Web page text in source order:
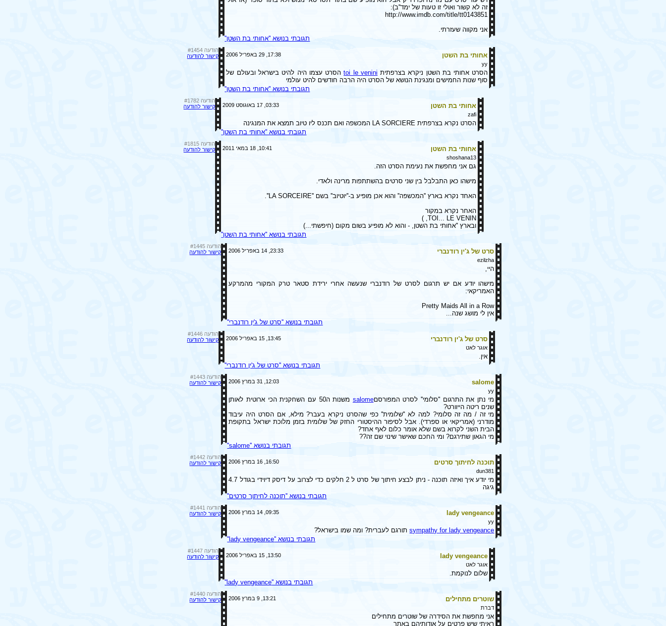
זה לא קשור ואולי זו טעות של ימד''ב):
http://www.imdb.com/title/tt0143851
אני מקווה שעזרתי.
תגובתי בנושא ''אחותי בת השטן''
אחותי בת השטן
17:38, 29 באפריל 2006
yy
הסרט אחותי בת השטן ניקרא בצרפתיתtoi le veniniהסרט עצמו היה להיט בישראל ובעולם של
סוף שנות החמישים ומנגינת הנושא של הסרט היה הרבה חודשים להיט עולמי
תגובתי בנושא ''אחותי בת השטן''
הודעה #1454
קישור להודעה
אחותי בת השטן
03:33, 17 באוגוסט 2009
zafi
הסרט נקרא בצרפתית LA SORCIERE המכשפה ואם תכנס ליו טיוב תמצא את המנגינה
תגובתי בנושא ''אחותי בת השטן''
הודעה #1782
קישור להודעה
אחותי בת השטן
10:41, 18 במאי 2011
shoshana13
גם אני מחפשת את נעימת הסרט הזה.
מישהו כאן התבלבל בין שני סרטים בהשתתפות מרינה ולאדי.
האחד נקרא בארץ ''המכשפה'' והוא אכן מופיע ב-''יוטיוב'' בשם ''LA SORCEIRE''.
האחר נקרא במקור
TOI... LE VENIN, )
ובארץ ''אחותי בת השטן, - והוא לא מופיע בשום מקום (חיפשתי...)
תגובתי בנושא ''אחותי בת השטן''
הודעה #1815
קישור להודעה
סרט של ג'ין רודנברי
23:33, 14 באפריל 2006
ezilzha
היי,
מישהו יודע אם יש תרגום לסרט של רודנברי שנעשה אחרי ירידת סטאר טרק המקורי מהמרקע
האמריקאי:
Pretty Maids All in a Row
אין לי מושג שנה...
תגובתי בנושא ''סרט של ג'ין רודנברי''
הודעה #1445
קישור להודעה
סרט של ג'ין רודנברי
13:45, 15 באפריל 2006
אוגר לאט
אין.
תגובתי בנושא ''סרט של ג'ין רודנברי''
הודעה #1446
קישור להודעה
salome
12:03, 31 במרץ 2006
yy
מי נתן את התרגום ''סלומי'' לסרט המפורסםsalome
משנות ה50 עם השחקנית הכי ארוטית לאותן
שנים ריטה הייוורט?
מי זה / מה זה סלומי? למה לא ''שלומית'' כפי שהסרט ניקרא בעבר? מילא, אם הסרט היה עיבוד
מודרני (אמריקאי או ספרדי). אבל לסיפור ההיסטורי החזק של שלומית בזמן מלוכת ישראל בתקופת
הבית השני לקרוא בשם שלא אומר כלום לאף אחד?
מי הגאון שתירגם? ומי החכם שאישר שינוי שם זה??
תגובתי בנושא ''salome''
הודעה #1443
קישור להודעה
תוכנה לחיתוך סרטים
16:50, 16 במרץ 2006
dun381
מי יודע איך ואיזה תוכנה - ניתן לבצע חיתוך של סרט ל 2 חלקים כדי לצרוב על דיסק דיוידי בגודל 4.7
גיגה
תגובתי בנושא ''תוכנה לחיתוך סרטים''
הודעה #1442
קישור להודעה
lady vengeance
09:35, 14 במרץ 2006
yy
sympathy for lady vengeanceתורגם לעברית? ומה שמו בישראל?
תגובתי בנושא ''lady vengeance''
הודעה #1441
קישור להודעה
lady vengeance
13:50, 15 באפריל 2006
אוגר לאט
שלום לנוקמת.
תגובתי בנושא ''lady vengeance''
הודעה #1447
קישור להודעה
שוטרים מתחילים
13:21, 9 במרץ 2006
דברת
אני מחפשת את הסידרה של שוטרים מתחילים
ראיתי שיש פרטים על אודותיהם באתר
הודעה #1440
קישור להודעה